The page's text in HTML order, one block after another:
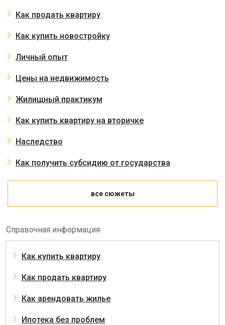
Как продать квартиру
Как купить новостройку
Личный опыт
Цены на недвижимость
Жилищный практикум
Как купить квартиру на вторичке
Наследство
Как получить субсидию от государства
все сюжеты
Справочная информация
Как купить квартиру
Как продать квартиру
Как арендовать жилье
Ипотека без проблем